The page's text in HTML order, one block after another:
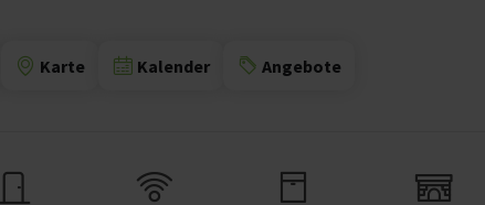
Karte Kalender Angebote